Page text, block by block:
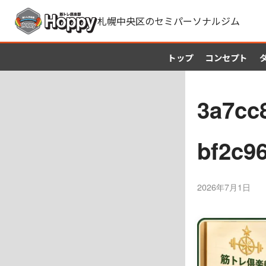
札幌中央区のセミパーソナルジム
トップ コンセプト
2026年7月1日